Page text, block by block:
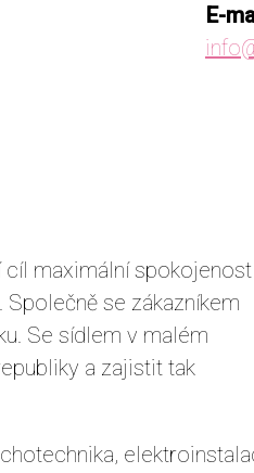
E-
cíl maximální spokojenost
Společně se zákazníkem
Se sídlem v malém
a zajistit tak